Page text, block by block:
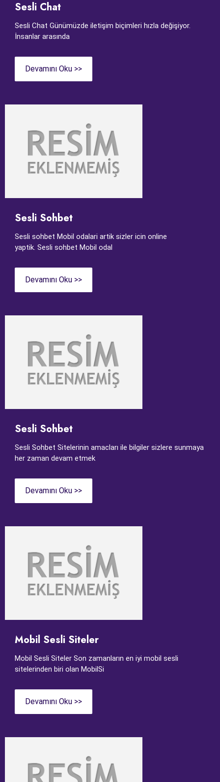
Sesli Chat
Sesli Chat Günümüzde iletişim biçimleri hızla değişiyor.
İnsanlar arasında
Devamını Oku >>
Sesli Sohbet
Sesli sohbet Mobil odalari artik sizler icin online
yaptik. Sesli sohbet Mobil odal
Devamını Oku >>
Sesli Sohbet
Sesli Sohbet Sitelerinin amacları ile bilgiler sizlere sunmaya
her zaman devam etmek
Devamını Oku >>
Mobil Sesli Siteler
Mobil Sesli Siteler Son zamanların en iyi mobil sesli
sitelerinden biri olan MobilSi
Devamını Oku >>